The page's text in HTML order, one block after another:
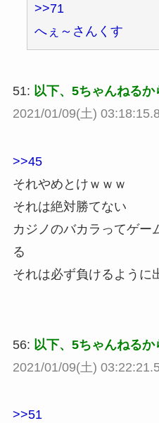
>>71
へぇ～さんくす
51: 以下、5ちゃんねる
2021/01/09(土)
>>45
それやめとけｗｗｗ
それは絶対勝てない
カジノのバカラってゲー
る
それは必ず負けるように
56: 以下、5ちゃんねる
2021/01/09(土)
>>51